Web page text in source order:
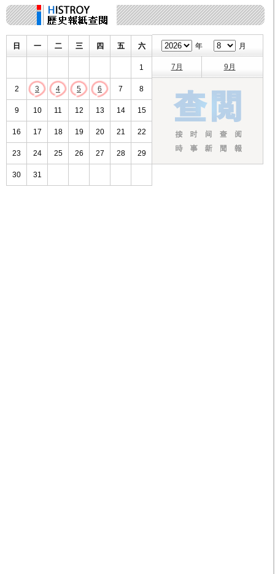
日 一 二 三 四 五 六
1
2 3 4 5 6 7 8
9 10 11 12 13 14 15
16 17 18 19 20 21 22
23 24 25 26 27 28 29
30 31
年 月
7月 9月